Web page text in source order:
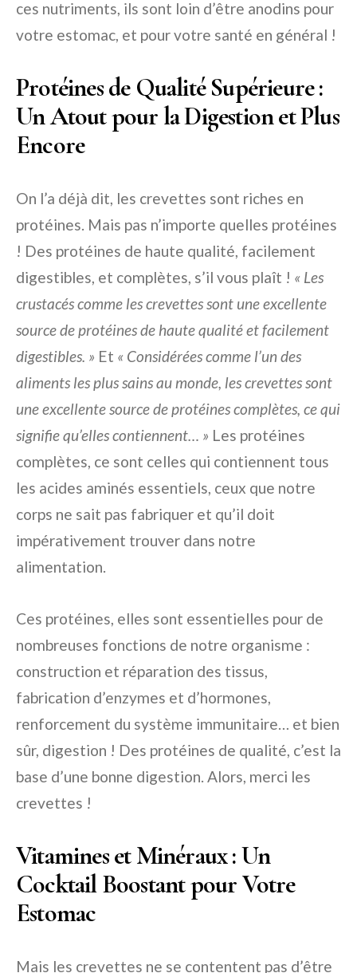
ces nutriments, ils sont loin d’être anodins pour
votre estomac, et pour votre santé en général !
Protéines de Qualité Supérieure :
Un Atout pour la Digestion et Plus
Encore
On l’a déjà dit, les crevettes sont riches en
protéines. Mais pas n’importe quelles protéines
! Des protéines de haute qualité, facilement
digestibles, et complètes, s’il vous plaît ! « Les
crustacés comme les crevettes sont une excellente
source de protéines de haute qualité et facilement
digestibles. » Et « Considérées comme l’un des
aliments les plus sains au monde, les crevettes sont
une excellente source de protéines complètes, ce qui
signifie qu’elles contiennent… » Les protéines
complètes, ce sont celles qui contiennent tous
les acides aminés essentiels, ceux que notre
corps ne sait pas fabriquer et qu’il doit
impérativement trouver dans notre
alimentation.
Ces protéines, elles sont essentielles pour de
nombreuses fonctions de notre organisme :
construction et réparation des tissus,
fabrication d’enzymes et d’hormones,
renforcement du système immunitaire… et bien
sûr, digestion ! Des protéines de qualité, c’est la
base d’une bonne digestion. Alors, merci les
crevettes !
Vitamines et Minéraux : Un
Cocktail Boostant pour Votre
Estomac
Mais les crevettes ne se contentent pas d’être